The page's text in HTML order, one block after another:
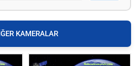
KAMERALAR